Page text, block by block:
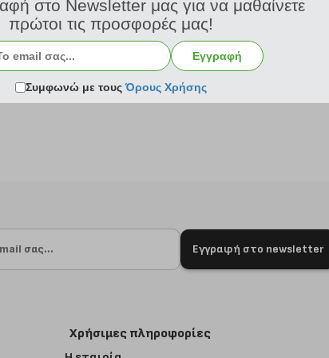
Εγγραφή στο newsletter
Χρήσιμες πληροφορίες
στο Newsletter μας για να μαθαίνετε
πρώτοι τις προσφορές μας!
Εγγραφή
Συμφωνώ με τουςΌρους Χρήσης